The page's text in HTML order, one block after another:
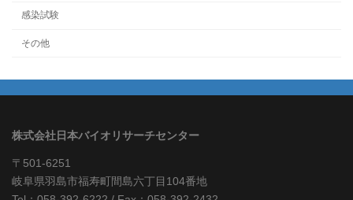
感染試験
その他
株式会社日本バイオリサーチセンター
〒501-6251
岐阜県羽島市福寿町間島六丁目104番地